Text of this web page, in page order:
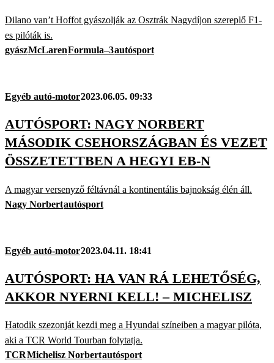
Dilano van’t Hoffot gyászolják az Osztrák Nagydíjon szereplő F1-
es pilóták is.
gyászMcLarenFormula–3autósport
Egyéb autó-motor2023.06.05. 09:33
AUTÓSPORT: NAGY NORBERT
MÁSODIK CSEHORSZÁGBAN ÉS VEZET
ÖSSZETETTBEN A HEGYI EB-N
A magyar versenyző féltávnál a kontinentális bajnokság élén áll.
Nagy Norbertautósport
Egyéb autó-motor2023.04.11. 18:41
AUTÓSPORT: HA VAN RÁ LEHETŐSÉG,
AKKOR NYERNI KELL! – MICHELISZ
Hatodik szezonját kezdi meg a Hyundai színeiben a magyar pilóta,
aki a TCR World Tourban folytatja.
TCRMichelisz Norbertautósport